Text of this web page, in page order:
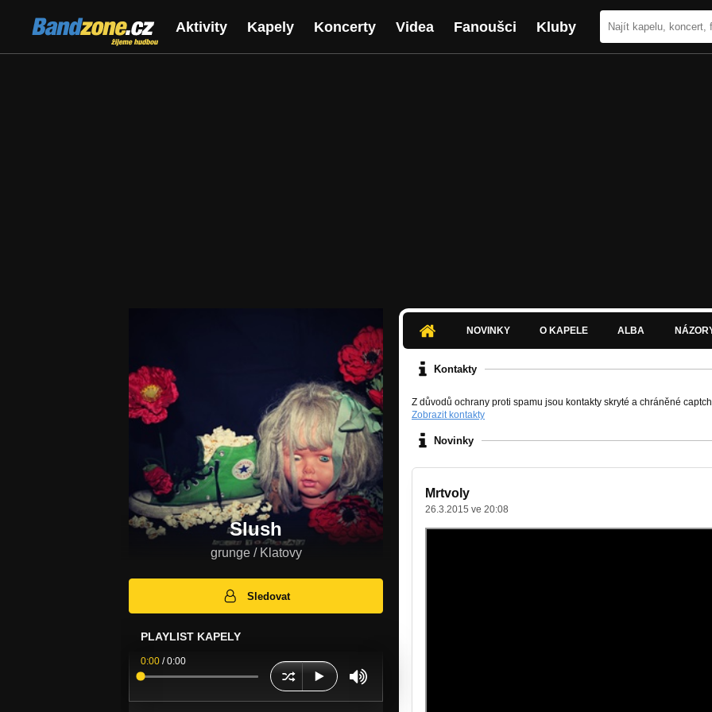
Bandzone.cz
žijeme hudbou
Aktivity Kapely Koncerty Videa Fanoušci Kluby
Slush
grunge / Klatovy
Sledovat
PLAYLIST KAPELY
0:00 /0:00
NOVINKY O KAPELE ALBA
Kontakty
Z důvodů ochrany proti spamu jsou kontakty skryté a chráněné
Zobrazit kontakty
Novinky
Mrtvoly
26.3.2015 ve 20:08